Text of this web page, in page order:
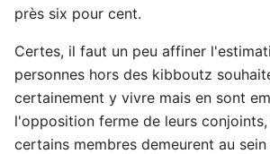
près six pour cent.
Certes, il faut un peu affiner
personnes hors des kibboutz
certainement y vivre mais en sont
l'opposition ferme de leurs
certains membres demeurent au